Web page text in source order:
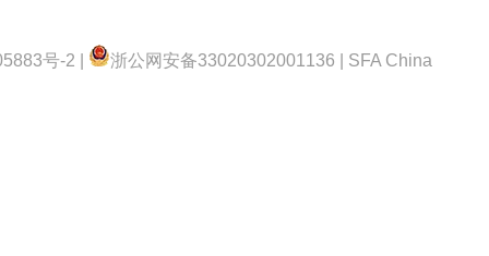
号-2 | 浙公网安备33020302001136 | SFA China